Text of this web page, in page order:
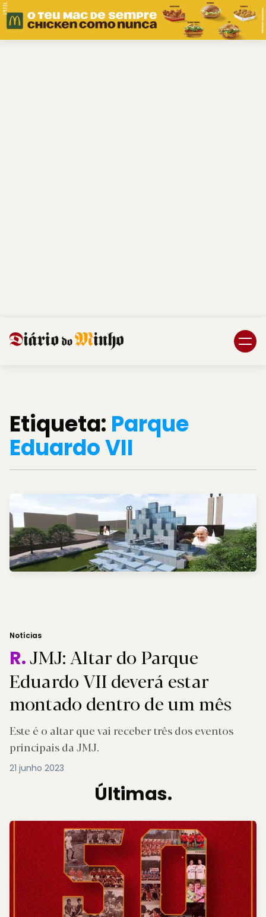
PUB.
Etiqueta: Parque
Eduardo VII
Notícias
R.JMJ: Altar do Parque
Eduardo VII deverá estar
montado dentro de um mês
Este é o altar que vai receber três dos eventos
principais da JMJ.
21 junho 2023
Últimas.